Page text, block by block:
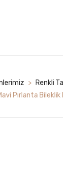
> Renkli
Pırlanta